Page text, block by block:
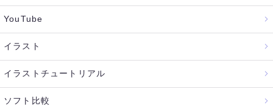
YouTube
イラスト
イラストチュートリアル
ソフト比較